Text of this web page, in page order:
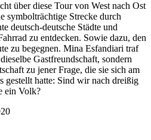
über diese Tour von West nach Ost
symbolträchtige Strecke durch
deutsch-deutsche Städte und
zu entdecken. Sowie dazu, den
zu begegnen. Mina Esfandiari traf
Gastfreundschaft, sondern
zu jener Frage, die sie sich am
gestellt hatte: Sind wir nach dreißig
ein Volk?